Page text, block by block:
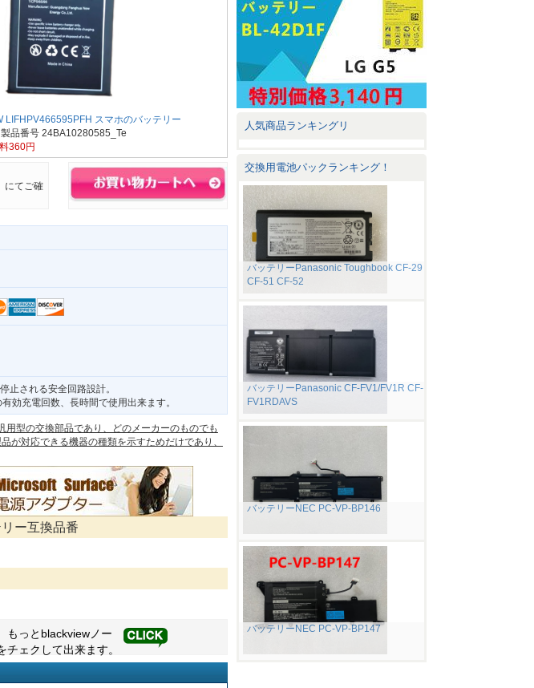
LIFHPV466595PFH スマホのバッテリー
製品番号 24BA10280585_Te
360円
にてご確
止される安全回路設計。
効充電回数、長時間で使用出来ます。
型の交換部品であり、どのメーカーのものでも
が対応できる機器の種類を示すためだけであり、
ー互換品番
もっと blackviewノー
チェクして出来ます。
人気商品ランキングリ
交換用電池パックランキング！
バッテリーPanasonic Toughbook CF-29
CF-51 CF-52
バッテリーPanasonic CF-FV1/FV1R CF-
FV1RDAVS
バッテリーNEC PC-VP-BP146
バッテリーNEC PC-VP-BP147